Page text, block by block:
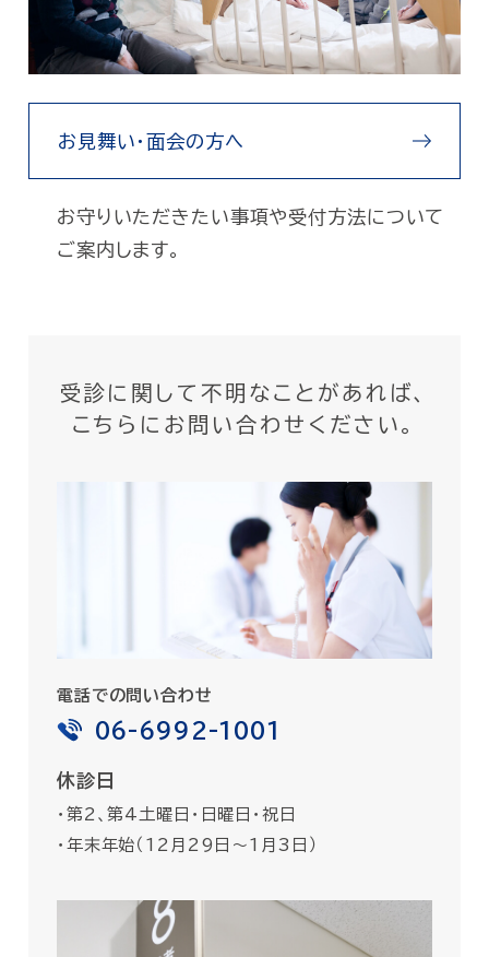
お見舞い・面会の方へ
お守りいただきたい事項や受付方法について
ご案内します。
受診に関して不明なことがあれば、
こちらにお問い合わせください。
電話での問い合わせ
06-6992-1001
休診日
・第2、第4土曜日・日曜日・祝日
・年末年始（12月29日〜1月3日）